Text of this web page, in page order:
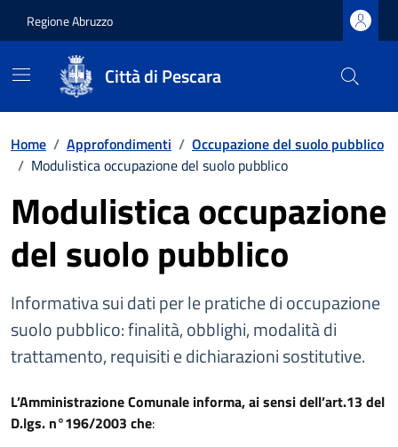
Regione Abruzzo
Città di Pescara
Home / Approfondimenti / Occupazione del suolo pubblico
/ Modulistica occupazione del suolo pubblico
Modulistica occupazione
del suolo pubblico
Informativa sui dati per le pratiche di occupazione
suolo pubblico: finalità, obblighi, modalità di
trattamento, requisiti e dichiarazioni sostitutive.
L’Amministrazione Comunale informa, ai sensi dell’art.13 del
D.lgs. n°196/2003 che: